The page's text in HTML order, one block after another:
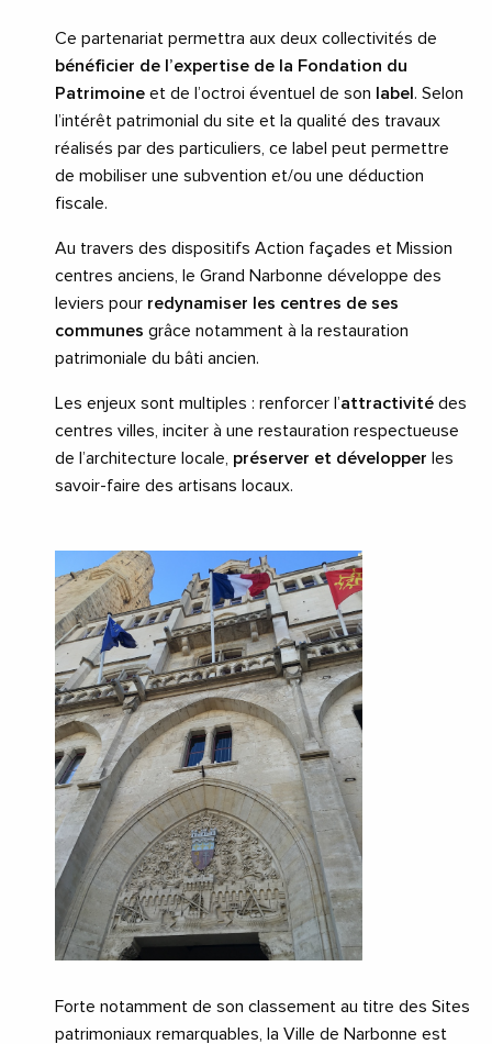
Ce partenariat permettra aux deux collectivités de
bénéficier de l’expertise de la Fondation du
Patrimoine et de l’octroi éventuel de son label . Selon
l’intérêt patrimonial du site et la qualité des travaux
réalisés par des particuliers, ce label peut permettre
de mobiliser une subvention et/ou une déduction
fiscale.
Au travers des dispositifs Action façades et Mission
centres anciens, le Grand Narbonne développe des
leviers pour redynamiser les centres de ses
communes grâce notamment à la restauration
patrimoniale du bâti ancien.
Les enjeux sont multiples : renforcer l’attractivité des
centres villes, inciter à une restauration respectueuse
de l’architecture locale, préserver et développer les
savoir-faire des artisans locaux.
Forte notamment de son classement au titre des Sites
patrimoniaux remarquables, la Ville de Narbonne est